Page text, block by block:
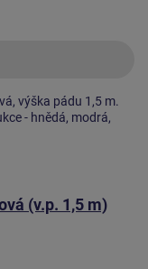
výška pádu 1,5 m.
- hnědá, modrá,
(v.p. 1,5 m)